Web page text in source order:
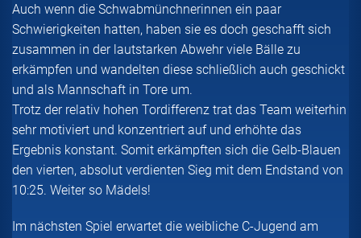
Auch wenn die Schwabmünchnerinnen ein paar
Schwierigkeiten hatten, haben sie es doch geschafft sich
zusammen in der lautstarken Abwehr viele Bälle zu
erkämpfen und wandelten diese schließlich auch geschickt
und als Mannschaft in Tore um.
Trotz der relativ hohen Tordifferenz trat das Team weiterhin
sehr motiviert und konzentriert auf und erhöhte das
Ergebnis konstant. Somit erkämpften sich die Gelb-Blauen
den vierten, absolut verdienten Sieg mit dem Endstand von
10:25. Weiter so Mädels!
Im nächsten Spiel erwartet die weibliche C-Jugend am